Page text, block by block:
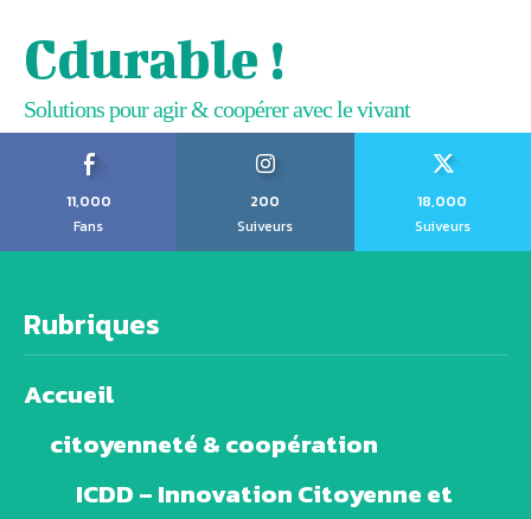
Cdurable !
Solutions pour agir & coopérer avec le vivant
11,000
Fans
200
Suiveurs
18,000
Suiveurs
Rubriques
Accueil
citoyenneté & coopération
ICDD – Innovation Citoyenne et